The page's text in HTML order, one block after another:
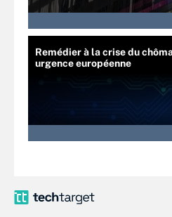
Remédier à la crise du
urgence européenne